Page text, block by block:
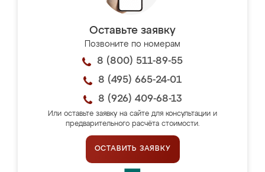
Оставьте заявку
Позвоните по номерам
8 (800) 511-89-55
8 (495) 665-24-01
8 (926) 409-68-13
Или оставьте заявку на сайте для консультации и
предварительного расчёта стоимости.
ОСТАВИТЬ ЗАЯВКУ